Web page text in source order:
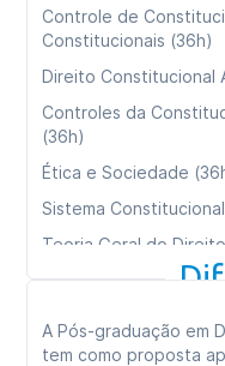
Controle de
Constitucionais (36h)
Direito Constitucional
Controles da
(36h)
Ética e Sociedade
Sistema
Teoria Geral do
Direito Administrativo
Remédios
A Pós-graduação em
tem como proposta